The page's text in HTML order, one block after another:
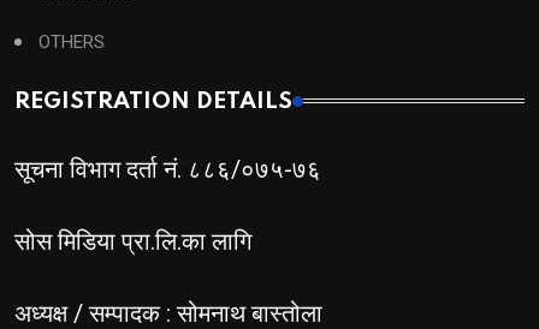
OTHERS
REGISTRATION DETAILS
सूचना विभाग दर्ता नं. ८८६/०७५-७६
सोस मिडिया प्रा.लि.का लागि
अध्यक्ष / सम्पादक : सोमनाथ बास्तोला